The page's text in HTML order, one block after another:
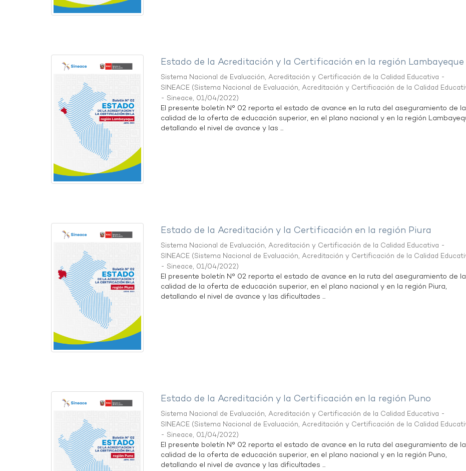
Estado de la Acreditación y la Certificación en la región Lambayeque
Sistema Nacional de Evaluación, Acreditación y Certificación de la Calidad Educativa -
SINEACE (Sistema Nacional de Evaluación, Acreditación y Certificación de la Calidad
- Sineace, 01/04/2022)
El presente boletín N° 02 reporta el estado de avance en la ruta del aseguramiento de la
calidad de la oferta de educación superior, en el plano nacional y en la región
detallando el nivel de avance y las ...
Estado de la Acreditación y la Certificación en la región Piura
Sistema Nacional de Evaluación, Acreditación y Certificación de la Calidad Educativa -
SINEACE (Sistema Nacional de Evaluación, Acreditación y Certificación de la Calidad
- Sineace, 01/04/2022)
El presente boletín N° 02 reporta el estado de avance en la ruta del aseguramiento de la
calidad de la oferta de educación superior, en el plano nacional y en la región Piura,
detallando el nivel de avance y las dificultades ...
Estado de la Acreditación y la Certificación en la región Puno
Sistema Nacional de Evaluación, Acreditación y Certificación de la Calidad Educativa -
SINEACE (Sistema Nacional de Evaluación, Acreditación y Certificación de la Calidad
- Sineace, 01/04/2022)
El presente boletín N° 02 reporta el estado de avance en la ruta del aseguramiento de la
calidad de la oferta de educación superior, en el plano nacional y en la región Puno,
detallando el nivel de avance y las dificultades ...